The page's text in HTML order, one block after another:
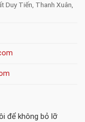
Duy Tiến, Thanh Xuân,
để không bỏ lỡ